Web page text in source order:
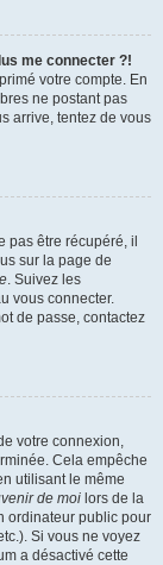
me connecter ?!
votre compte. En
ne postant pas
arrive, tentez de vous
pas être récupéré, il
sur la page de
. Suivez les
vous connecter.
de passe, contactez
votre connexion,
Cela empêche
utilisant le même
de moi lors de la
ordinateur public pour
Si vous ne voyez
a désactivé cette